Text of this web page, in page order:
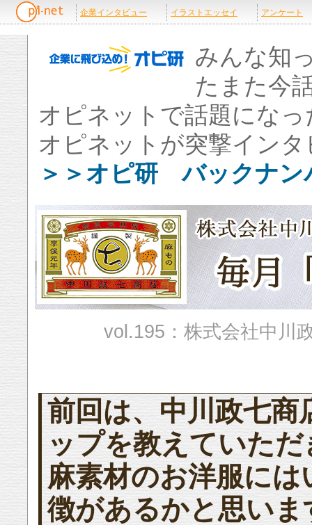
みんな知
たまた今
オピネットで話題にな
オピネットが突撃インタ
＞＞オピ研 バックナン
vol.195：株式会社中川
前回は、中川政七
ップを教えていた
麻素材のお洋服に
徴があるかと思い